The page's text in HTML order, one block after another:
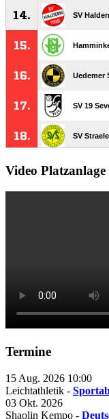
Video Platzanlage
Termine
15 Aug. 2026 10:00
Leichtathletik -
03 Okt. 2026
Shaolin Kempo -